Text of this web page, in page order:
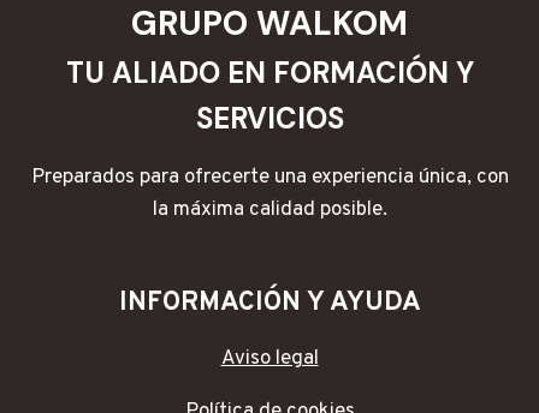
GRUPO WALKOM
TU ALIADO EN FORMACIÓN Y
SERVICIOS
Preparados para ofrecerte una experiencia única, con
la máxima calidad posible.
INFORMACIÓN Y AYUDA
Aviso legal